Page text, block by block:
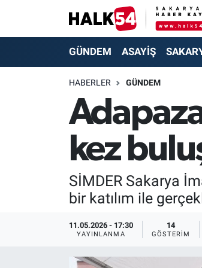
GÜNDEM ASAYİŞ
HABERLER GÜNDEM
kez
SİMDER Sakarya
bir katılım ile
11.05.2026 - 17:30
YAYINLANMA
14
GÖSTERIM
GÜNDEM
SAKARYA
EKONOMİ
SOKAK RÖPORTAJLARI
Adapazarı Nöbetçi Eczaneler
Adapazarı Hava Durumu
Adapazarı Trafik Yoğunluk Haritası
Süper Lig Puan Durumu ve Fikstür
Son Dakika Haberleri
Haber Arşivi